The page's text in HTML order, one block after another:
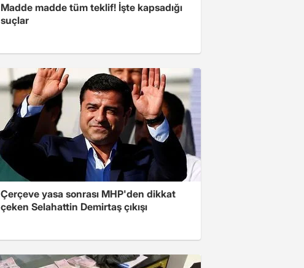
Madde madde tüm teklif! İşte kapsadığı
suçlar
Çerçeve yasa sonrası MHP'den dikkat
çeken Selahattin Demirtaş çıkışı